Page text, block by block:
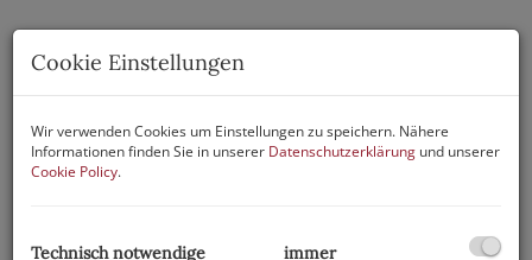
Cookie Einstellungen
Wir verwenden Cookies um Einstellungen zu speichern. Nähere
Informationen finden Sie in unserer Datenschutzerklärung und unserer
Cookie Policy.
Technisch notwendige
immer